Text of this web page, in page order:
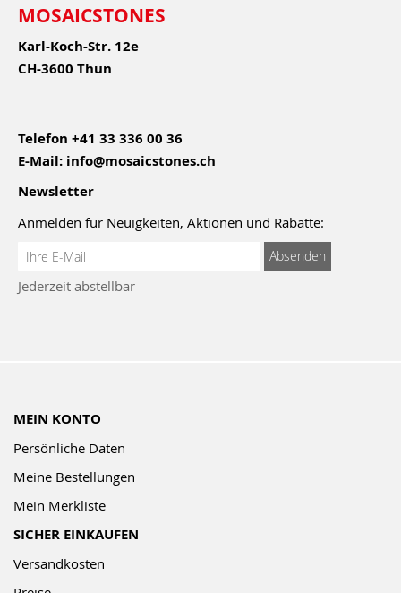
MOSAICSTONES
Karl-Koch-Str. 12e
CH-3600 Thun
Telefon +41 33 336 00 36
E-Mail: info@mosaicstones.ch
Newsletter
Anmelden für Neuigkeiten, Aktionen und Rabatte:
Anmeldung
Newsletter:
Absenden
Jederzeit abstellbar
MEIN KONTO
Persönliche Daten
Meine Bestellungen
Mein Merkliste
SICHER EINKAUFEN
Versandkosten